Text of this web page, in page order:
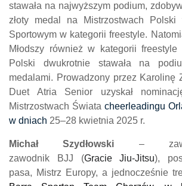
stawała na najwyższym podium,
złoty medal na Mistrzostwach Polski
Sportowym w kategorii freestyle.
Młodszy również w kategorii freestyle
Polski dwukrotnie stawała na
medalami. Prowadzony przez Karolinę
Duet Atria Senior uzyskał
Mistrzostwach Świata cheerleadingu
w dniach 25–28 kwietnia 2025 r.
Michał Szydłowski –
zawodnik
BJJ (Gracie Jiu-Jitsu),
pasa, Mistrz Europy, a jednocześnie